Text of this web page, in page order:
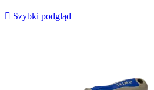
 Szybki podgląd